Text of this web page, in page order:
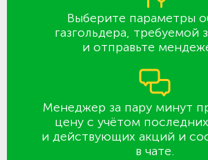
Выберите параметры
газгольдера, требуемой
и отправьте
Менеджер за пару минут
цену с учётом
и действующих акций и
в чате.